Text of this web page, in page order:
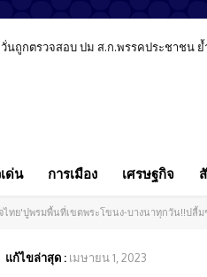
นถูกตรวจสอบ ปม ส.ก.พรรคประชาชน
ด่น การเมือง เศรษฐกิจ
ทย'ปูพรมพื้นที่เขตพระโขนง-บางนาทุกวัน!!ปลื้ม
แก้ไขล่าสุด : เมษายน 1, 2023